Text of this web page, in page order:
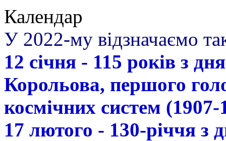
Календар
У 2022-му відзначаємо
12 січня - 115 років з
Корольова, першого
космічних систем (1907-
17 лютого - 130-річчя з